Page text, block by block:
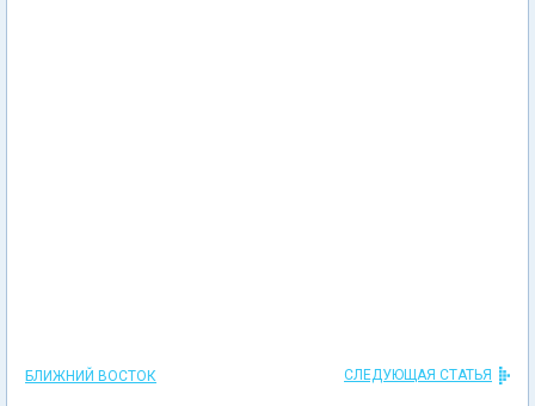
БЛИЖНИЙ ВОСТОК СЛЕДУЮЩАЯ СТАТЬЯ